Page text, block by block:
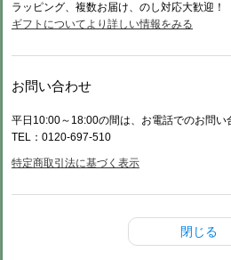
ラッピング、複数お届け、のし対応大歓迎！
ギフトについてより詳しい情報をみる
お問い合わせ
平日10:00～18:00の間は、お電話でのお問い
TEL：0120-697-510
特定商取引法に基づく表示
閉じる